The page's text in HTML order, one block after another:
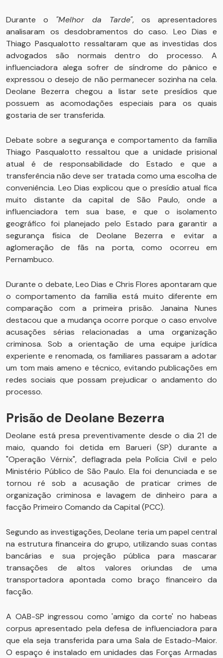
Durante o "Melhor da Tarde", os apresentadores
analisaram os desdobramentos do caso. Leo Dias e
Thiago Pasqualotto ressaltaram que as investidas dos
advogados são normais dentro do processo. A
influenciadora alega sofrer de síndrome do pânico e
expressou o desejo de não permanecer sozinha na cela.
Deolane Bezerra chegou a listar sete presídios que
possuem as acomodações especiais para os quais
gostaria de ser transferida.
Debate sobre a segurança e comportamento da família
Thiago Pasqualotto ressaltou que a unidade prisional
atual é de responsabilidade do Estado e que a
transferência não deve ser tratada como uma escolha de
conveniência. Leo Dias explicou que o presídio atual fica
muito distante da capital de São Paulo, onde a
influenciadora tem sua base, e que o isolamento
geográfico foi planejado pelo Estado para garantir a
segurança física de Deolane Bezerra e evitar a
aglomeração de fãs na porta, como ocorreu em
Pernambuco.
Durante o debate, Leo Dias e Chris Flores apontaram que
o comportamento da família está muito diferente em
comparação com a primeira prisão. Janaina Nunes
destacou que a mudança ocorre porque o caso envolve
acusações sérias relacionadas a uma organização
criminosa. Sob a orientação de uma equipe jurídica
experiente e renomada, os familiares passaram a adotar
um tom mais ameno e técnico, evitando publicações em
redes sociais que possam prejudicar o andamento do
processo.
Prisão de Deolane Bezerra
Deolane está presa preventivamente desde o dia 21 de
maio, quando foi detida em Barueri (SP) durante a
"Operação Vérnix", deflagrada pela Polícia Civil e pelo
Ministério Público de São Paulo. Ela foi denunciada e se
tornou ré sob a acusação de praticar crimes de
organização criminosa e lavagem de dinheiro para a
facção Primeiro Comando da Capital (PCC).
Segundo as investigações, Deolane teria um papel central
na estrutura financeira do grupo, utilizando suas contas
bancárias e sua projeção pública para mascarar
transações de altos valores oriundas de uma
transportadora apontada como braço financeiro da
facção.
A OAB-SP ingressou como 'amigo da corte' no habeas
corpus apresentado pela defesa de influenciadora para
que ela seja transferida para uma Sala de Estado-Maior.
O espaço é instalado em unidades das Forças Armadas